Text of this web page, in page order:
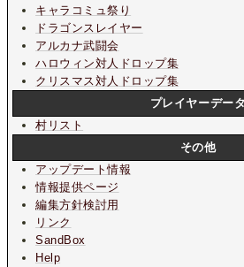
キャラコミュ祭り
ドラゴンスレイヤー
アルカナ武闘会
ハロウィン対人ドロップ集
クリスマス対人ドロップ集
プレイヤーデータ
村リスト
その他
アップデート情報
情報提供ページ
編集方針検討用
リンク
SandBox
Help